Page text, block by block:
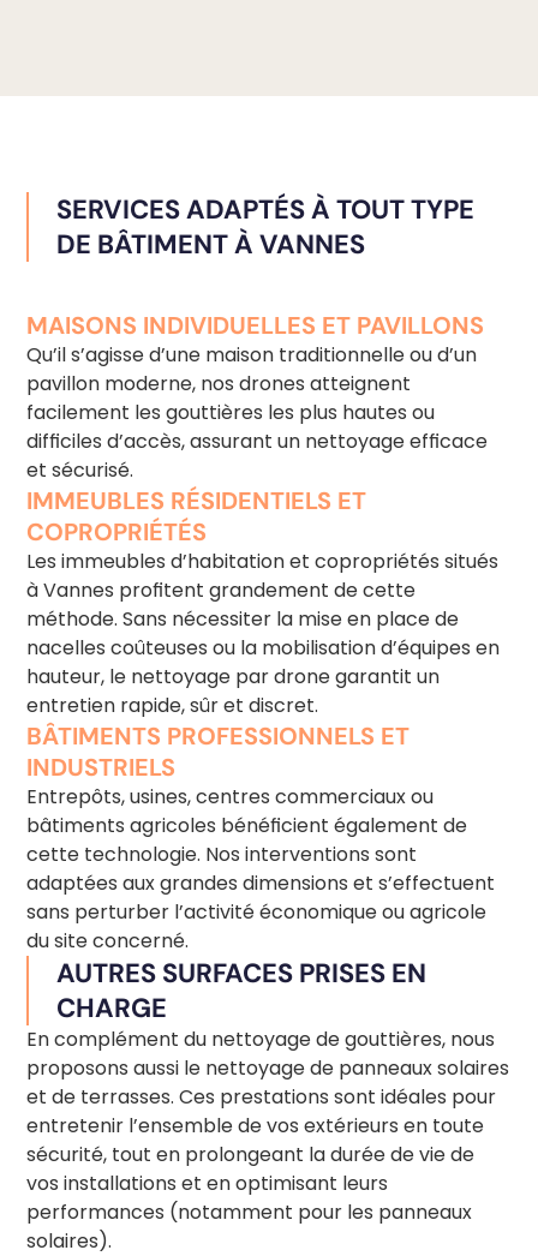
SERVICES ADAPTÉS À TOUT TYPE
DE BÂTIMENT À VANNES
MAISONS INDIVIDUELLES ET PAVILLONS
Qu’il s’agisse d’une maison traditionnelle ou d’un
pavillon moderne, nos drones atteignent
facilement les gouttières les plus hautes ou
difficiles d’accès, assurant un nettoyage efficace
et sécurisé.
IMMEUBLES RÉSIDENTIELS ET
COPROPRIÉTÉS
Les immeubles d’habitation et copropriétés situés
à Vannes profitent grandement de cette
méthode. Sans nécessiter la mise en place de
nacelles coûteuses ou la mobilisation d’équipes en
hauteur, le nettoyage par drone garantit un
entretien rapide, sûr et discret.
BÂTIMENTS PROFESSIONNELS ET
INDUSTRIELS
Entrepôts, usines, centres commerciaux ou
bâtiments agricoles bénéficient également de
cette technologie. Nos interventions sont
adaptées aux grandes dimensions et s’effectuent
sans perturber l’activité économique ou agricole
du site concerné.
AUTRES SURFACES PRISES EN
CHARGE
En complément du nettoyage de gouttières, nous
proposons aussi le nettoyage de panneaux solaires
et de terrasses. Ces prestations sont idéales pour
entretenir l’ensemble de vos extérieurs en toute
sécurité, tout en prolongeant la durée de vie de
vos installations et en optimisant leurs
performances (notamment pour les panneaux
solaires).